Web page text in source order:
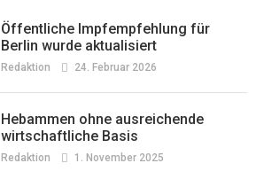
Öffentliche Impfempfehlung für
Berlin wurde aktualisiert
Redaktion 24. Februar 2026
Hebammen ohne ausreichende
wirtschaftliche Basis
Redaktion 1. November 2025